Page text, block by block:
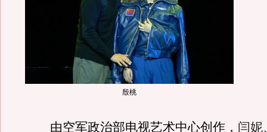
殷桃
由空军政治部电视艺术中心创作， 闫妮